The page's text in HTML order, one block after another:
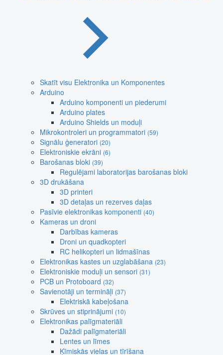
Skatīt visu Elektronika un Komponentes
Arduino
Arduino komponenti un piederumi
Arduino plates
Arduino Shields un moduļi
Mikrokontroleri un programmatori (59)
Signālu ģeneratori (20)
Elektroniskie ekrāni (6)
Barošanas bloki (39)
Regulējami laboratorijas barošanas bloki
3D drukāšana
3D printeri
3D detaļas un rezerves daļas
Pasīvie elektronikas komponenti (40)
Kameras un droni
Darbības kameras
Droni un quadkopteri
RC helikopteri un lidmašīnas
Elektronikas kastes un uzglabāšana (23)
Elektroniskie moduļi un sensori (31)
PCB un Protoboard (32)
Savienotāji un termināļi (37)
Elektriskā kabeļošana
Skrūves un stiprinājumi (10)
Elektronikas palīgmateriāli
Dažādi palīgmateriāli
Lentes un līmes
Ķīmiskās vielas un tīrīšana